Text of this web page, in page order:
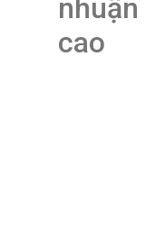
nhuận
cao